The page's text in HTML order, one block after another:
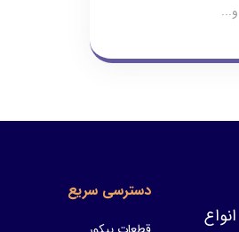
دسترسی سریع